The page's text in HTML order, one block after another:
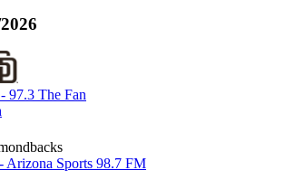
97.3 The Fan
Arizona Sports 98.7 FM